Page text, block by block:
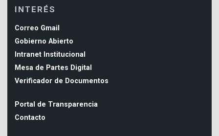
INTERÉS
Correo Gmail
Gobierno Abierto
Intranet Institucional
Mesa de Partes Digital
Verificador de Documentos
Portal de Transparencia
Contacto